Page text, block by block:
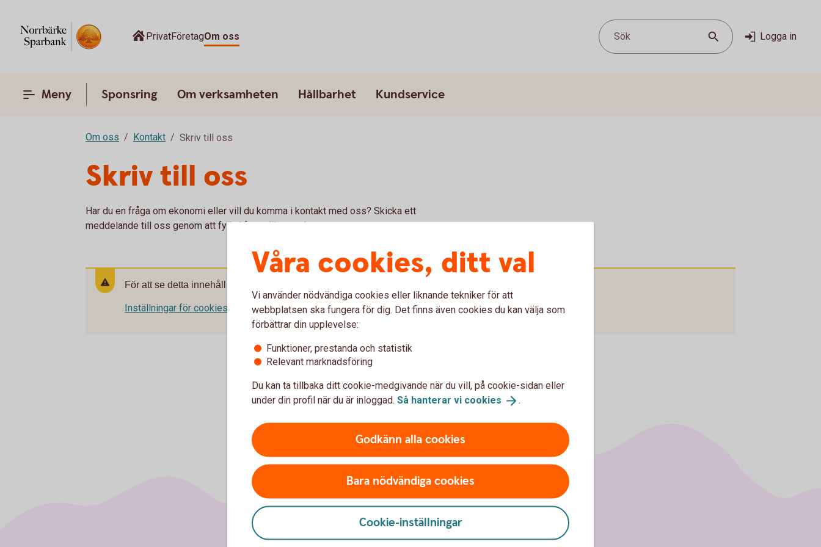
PrivatFöretagOm oss Sök Logga in
Meny Sponsring Om verksamheten Hållbarhet Kundservice
Om oss Kontakt Skriv till oss
Skriv till oss
Har du en fråga om ekonomi eller vill du komma i kontakt med oss? Skicka ett
meddelande till oss genom att fylla i formuläret nedan.
För att se detta innehåll behöver du först godkänna cookies för Funktioner, prestanda och statistik.
Inställningar för cookies
Våra cookies, ditt val
Vi använder nödvändiga cookies eller liknande tekniker för att
webbplatsen ska fungera för dig. Det finns även cookies du kan välja som
förbättrar din upplevelse:
Funktioner, prestanda och statistik
Relevant marknadsföring
Du kan ta tillbaka ditt cookie-medgivande när du vill, på cookie-sidan eller
under din profil när du är inloggad. Så hanterar vi cookies .
Godkänn alla cookies
Bara nödvändiga cookies
Cookie-inställningar